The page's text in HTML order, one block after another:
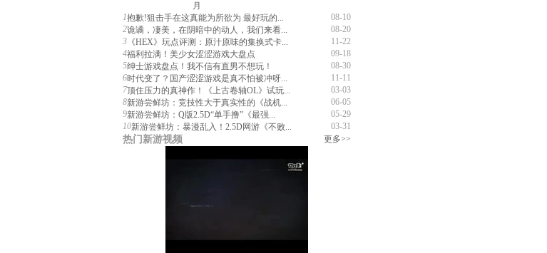
月
1
08-10
抱歉!狙击手在这真能为所欲为 最好玩的...
2
08-20
诡谲，凄美，在阴暗中的动人，我们来看...
3
11-22
《HEX》玩点评测：原汁原味的集换式卡...
4
09-18
福利拉满！美少女涩涩游戏大盘点
5
08-30
绅士游戏盘点！我不信有直男不想玩！
6
11-11
时代变了？国产涩涩游戏是真不怕被冲呀...
7
03-03
顶住压力的真神作！《上古卷轴OL》试玩...
8
06-05
新游尝鲜坊：竞技性大于真实性的《战机...
9
05-29
新游尝鲜坊：Q版2.5D“单手撸”《最强...
10
03-31
新游尝鲜坊：暴漫乱入！2.5D网游《不败...
热门新游视频 更多>>